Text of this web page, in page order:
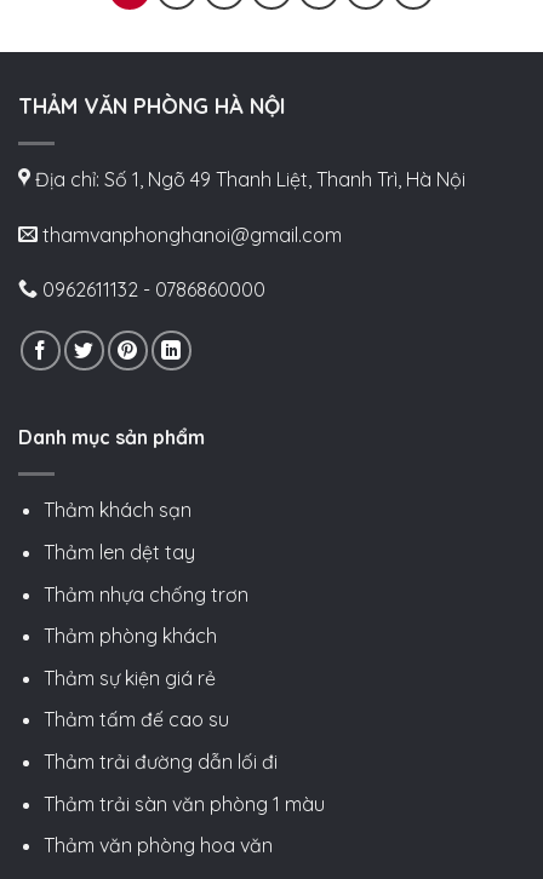
THẢM VĂN PHÒNG HÀ NỘI
Địa chỉ: Số 1, Ngõ 49 Thanh Liệt, Thanh Trì, Hà Nội
thamvanphonghanoi@gmail.com
0962611132 - 0786860000
Danh mục sản phẩm
Thảm khách sạn
Thảm len dệt tay
Thảm nhựa chống trơn
Thảm phòng khách
Thảm sự kiện giá rẻ
Thảm tấm đế cao su
Thảm trải đường dẫn lối đi
Thảm trải sàn văn phòng 1 màu
Thảm văn phòng hoa văn